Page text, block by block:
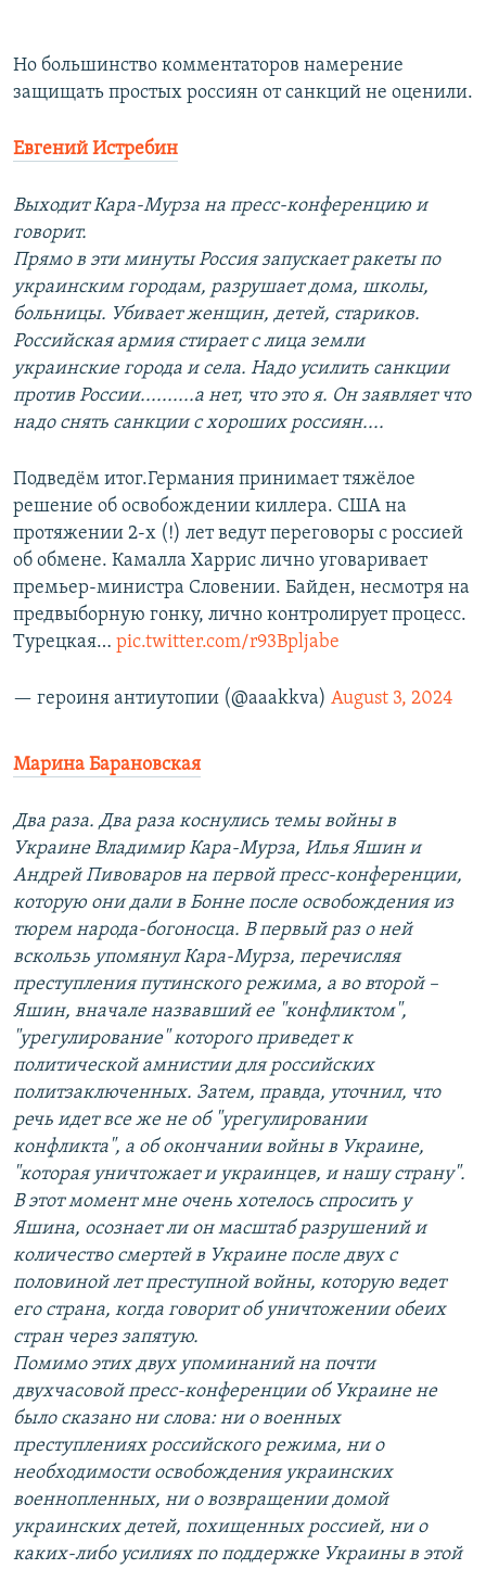
Но большинство комментаторов намерение
защищать простых россиян от санкций не оценили.
Евгений Истребин
Выходит Кара-Мурза на пресс-конференцию и
говорит.
Прямо в эти минуты Россия запускает ракеты по
украинским городам, разрушает дома, школы,
больницы. Убивает женщин, детей, стариков.
Российская армия стирает с лица земли
украинские города и села. Надо усилить санкции
против России..........а нет, что это я. Он заявляет что
надо снять санкции с хороших россиян....
Подведём итог.Германия принимает тяжёлое
решение об освобождении киллера. США на
протяжении 2-х (!) лет ведут переговоры с россией
об обмене. Камалла Харрис лично уговаривает
премьер-министра Словении. Байден, несмотря на
предвыборную гонку, лично контролирует процесс.
Турецкая… pic.twitter.com/r93Bpljabe
— героиня антиутопии (@aaakkva) August 3, 2024
Марина Барановская
Два раза. Два раза коснулись темы войны в
Украине Владимир Кара-Мурза, Илья Яшин и
Андрей Пивоваров на первой пресс-конференции,
которую они дали в Бонне после освобождения из
тюрем народа-богоносца. В первый раз о ней
вскользь упомянул Кара-Мурза, перечисляя
преступления путинского режима, а во второй –
Яшин, вначале назвавший ее "конфликтом",
"урегулирование" которого приведет к
политической амнистии для российских
политзаключенных. Затем, правда, уточнил, что
речь идет все же не об "урегулировании
конфликта", а об окончании войны в Украине,
"которая уничтожает и украинцев, и нашу страну".
В этот момент мне очень хотелось спросить у
Яшина, осознает ли он масштаб разрушений и
количество смертей в Украине после двух с
половиной лет преступной войны, которую ведет
его страна, когда говорит об уничтожении обеих
стран через запятую.
Помимо этих двух упоминаний на почти
двухчасовой пресс-конференции об Украине не
было сказано ни слова: ни о военных
преступлениях российского режима, ни о
необходимости освобождения украинских
военнопленных, ни о возвращении домой
украинских детей, похищенных россией, ни о
каких-либо усилиях по поддержке Украины в этой